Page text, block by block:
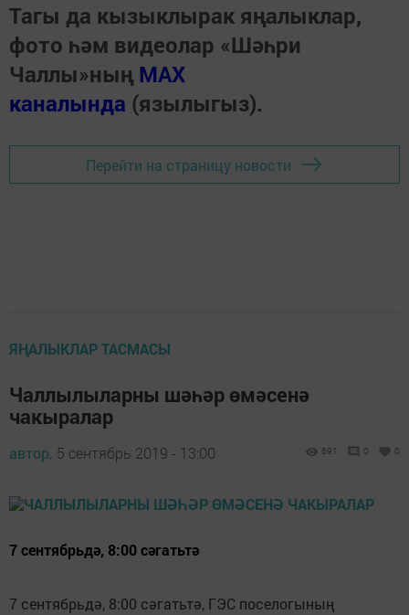
Тагы да кызыклырак яңалыклар,
фото һәм видеолар «Шәһри
Чаллы»ның MAX
каналында (язылыгыз).
Перейти на страницу новости
ЯҢАЛЫКЛАР ТАСМАСЫ
Чаллылыларны шәһәр өмәсенә
чакыралар
автор, 5 сентябрь 2019 - 13:00 691 0 0
7 сентябрьдә, 8:00 сәгатьтә
7 сентябрьдә, 8:00 сәгатьтә, ГЭС поселогының